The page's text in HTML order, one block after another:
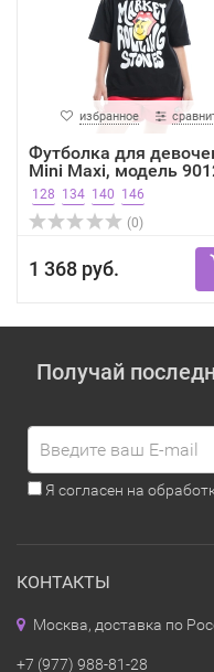
избранное
Футболка для
Mini Maxi, модель
128 134 140 146
(0)
1 368 руб.
Получай
Я согласен на
КОНТАКТЫ
Москва, доставка по
+7 (977) 988-81-28